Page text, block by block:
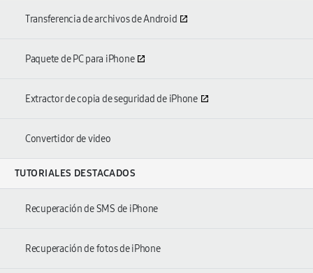
Transferencia de archivos de Android
Paquete de PC para iPhone
Extractor de copia de seguridad de iPhone
Convertidor de video
TUTORIALES DESTACADOS
Recuperación de SMS de iPhone
Recuperación de fotos de iPhone